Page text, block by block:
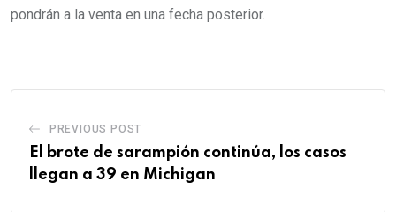
pondrán a la venta en una fecha posterior.
PREVIOUS POST
El brote de sarampión continúa, los casos
llegan a 39 en Michigan